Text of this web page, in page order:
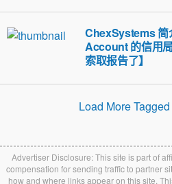
ChexSystems
Account 的信用
索取报告了】
Load More
Advertiser Disclosure: This site is part of
compensation for sending traffic to partner
how and where links appear on this site.